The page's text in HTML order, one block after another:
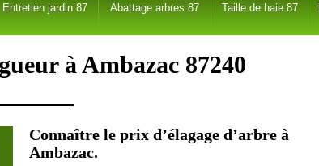
Entretien jardin 87 Abattage arbres 87 Taille de haie 87
à Ambazac 87240
Connaître le prix d’élagage d’arbre à
Ambazac.